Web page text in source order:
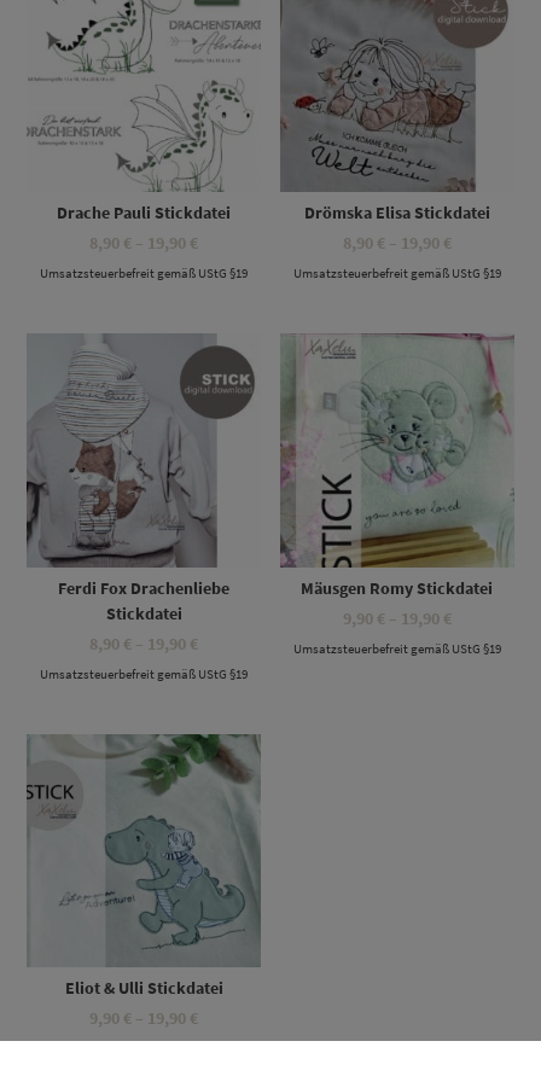
Drache Pauli Stickdatei
8,90 € – 19,90 €
bis
Umsatzsteuerbefreit gemäß UStG §19
Drömska Elisa Stickdatei
8,90 € – 19,90 €
bis
Umsatzsteuerbefreit gemäß UStG §19
Dieses Produkt weist mehrere Varianten auf. Die Optionen können auf der Produktseite gewählt werden
Ferdi Fox Drachenliebe
Stickdatei
8,90 € – 19,90 €
bis
Umsatzsteuerbefreit gemäß UStG §19
Dieses Produkt weist mehrere Varianten auf. Die Optionen können auf der Produktseite gewählt werden
Mäusgen Romy Stickdatei
9,90 € – 19,90 €
bis
Umsatzsteuerbefreit gemäß UStG §19
Dieses Produkt weist mehrere Varianten auf. Die Optionen können auf der Produktseite gewählt werden
Eliot & Ulli Stickdatei
9,90 € – 19,90 €